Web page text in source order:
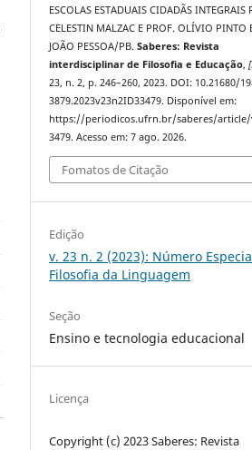
ESCOLAS ESTADUAIS CIDADÃS INTEGRAIS
CELESTIN MALZAC E PROF. OLÍVIO PINTO
JOÃO PESSOA/PB.Saberes: Revista
interdisciplinar de Filosofia e Educação,
23, n. 2, p. 246–260, 2023. DOI: 10.21680/
3879.2023v23n2ID33479. Disponível em:
https://periodicos.ufrn.br/saberes/
3479. Acesso em: 7 ago. 2026.
Fomatos de Citação
Edição
v. 23 n. 2 (2023): Número
Filosofia da Linguagem
Seção
Ensino e tecnologia educacional
Licença
Copyright (c) 2023 Saberes: Revista